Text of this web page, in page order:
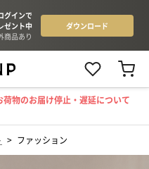
荷物のお届け停止・遅延について
> ファッション